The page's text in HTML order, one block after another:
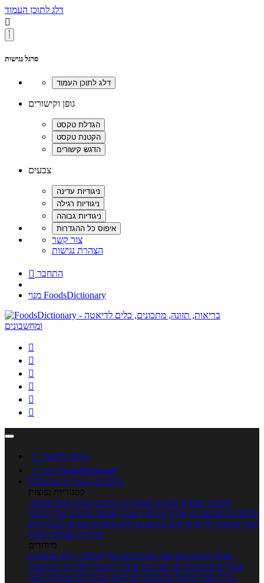
דלג לתוכן העמוד

סרגל נגישות
גופן וקישורים
צבעים
צור קשר
הצהרת נגישות
 התחבר
מנוי FoodsDictionary






 כניסה לחשבון

מנוי FoodsDictionary
מתכונים קטגוריות מתכונים
קטגוריות נפוצות
מתכוני סלטים מתכוני פשטידות מתכוני עוגות אוכל צמחוני
מתכונים לטבעוניים אפייה מוקפץ עוגיות פסטה מתכוני עוף מתכוני
בשר מתכוני ילדים מרקים מתכונים ללא גלוטן מתכונים לסוכרתיים
טרנדים בעולם האוכל
מיוחדים
מנתח המתכונים ספר המתכונים שלי מתכוני וידאו מתכונים
עשירים מתכונים לפי מצרכים אוכל דיאטטי אוכל בריא מאכלי
עדות ספרי בישול מתכונים לפי חגים ועונות לפי שיטות הכנה